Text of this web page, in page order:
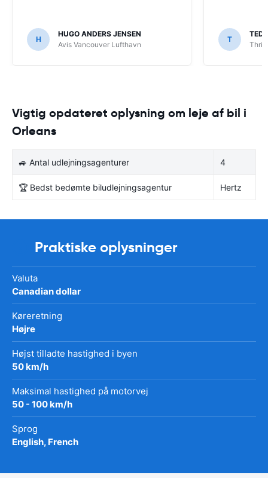
H
HUGO ANDERS JENSEN
Avis Vancouver Lufthavn
T
Vigtig opdateret oplysning om leje af bil i
Orleans
🚙 Antal udlejningsagenturer 4
🏆 Bedst bedømte biludlejningsagentur Hertz
Praktiske oplysninger
Valuta
Canadian dollar
Køreretning
Højre
Højst tilladte hastighed i byen
50 km/h
Maksimal hastighed på motorvej
50 - 100 km/h
Sprog
English, French